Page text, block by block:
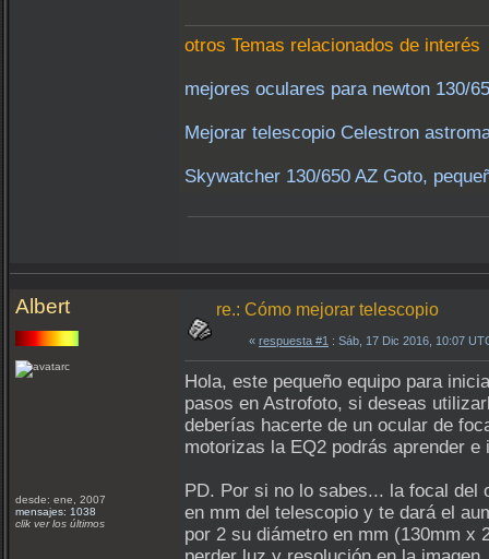
otros Temas relacionados de interés
mejores oculares para newton 130/
Mejorar telescopio Celestron
Skywatcher 130/650 AZ Goto,
Albert
desde: ene, 2007
mensajes: 1038
clik ver los últimos
re.: Cómo mejorar telescopio
« respuesta #1 : Sáb, 17 Dic 2016, 10:07
Hola, este pequeño equipo para
pasos en Astrofoto, si deseas
deberías hacerte de un ocular de
motorizas la EQ2 podrás aprender
PD. Por si no lo sabes... la focal
en mm del telescopio y te dará el
por 2 su diámetro en mm (130mm x